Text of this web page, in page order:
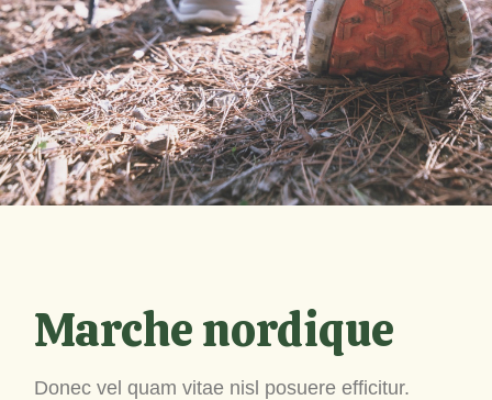
Marche nordique
Donec vel quam vitae nisl posuere efficitur.